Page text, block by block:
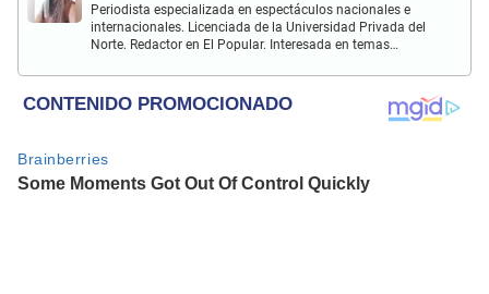
Periodista especializada en espectáculos nacionales e
internacionales. Licenciada de la Universidad Privada del
Norte. Redactor en El Popular. Interesada en temas
y televisión.